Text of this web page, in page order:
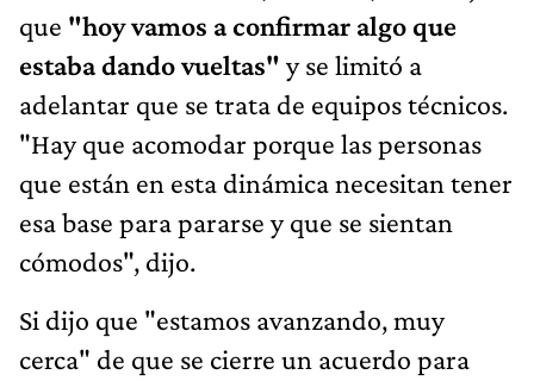
que "hoy vamos a confirmar algo que
estaba dando vueltas" y se limitó a
adelantar que se trata de equipos técnicos.
"Hay que acomodar porque las personas
que están en esta dinámica necesitan tener
esa base para pararse y que se sientan
cómodos", dijo.
Si dijo que "estamos avanzando, muy
cerca" de que se cierre un acuerdo para